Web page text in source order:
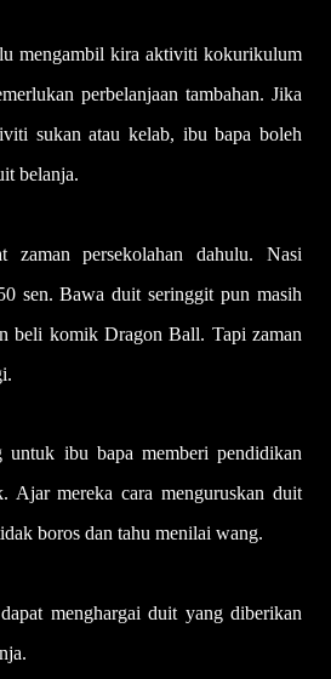
mengambil kira aktiviti kokurikulum
perbelanjaan tambahan. Jika
sukan atau kelab, ibu bapa boleh
belanja.
zaman persekolahan dahulu. Nasi
sen. Bawa duit seringgit pun masih
beli komik Dragon Ball. Tapi zaman
untuk ibu bapa memberi pendidikan
Ajar mereka cara menguruskan duit
boros dan tahu menilai wang.
menghargai duit yang diberikan